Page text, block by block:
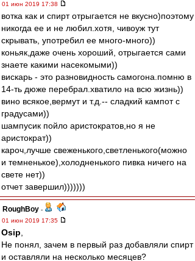
01 июн 2019 17:38
вотка как и спирт отрыгается не вкусно)поэтому
никогда ее и не любил.хотя, чивоуж тут
скрывать, употребил ее много-много))
коньяк,даже очень хороший, отрыгается сами
знаете какими насекомыми))
вискарь - это разновидность самогона.помню в
14-ть дюже перебрал.хватило на всю жизнь))
вино всякое,вермут и т.д.-- сладкий кампот с
градусами))
шампусик пойло аристократов,но я не
аристократ))
кароч,лучше свеженького,светленького(можно
и темненькое),холодненького пивка ничего на
свете нет))
отчет завершил)))))))
RoughBoy -
01 июн 2019 17:35
Osip
Не понял, зачем в первый раз добавляли спирт
и оставляли на несколько месяцев?